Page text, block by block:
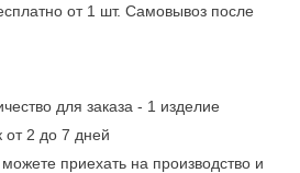
от 1 шт. Самовывоз после
для заказа - 1 изделие
от 2 до 7 дней
приехать на производство и